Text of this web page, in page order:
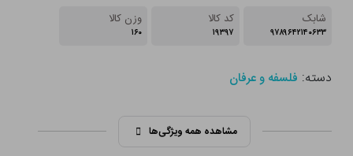
شابک
۹۷۸۹۶۴۲۱۴۰۶۳۳
کد کالا
۱۹۳۹۷
وزن کالا
۱۶۰
دسته: فلسفه و عرفان
مشاهده همه ویژگی‌ها